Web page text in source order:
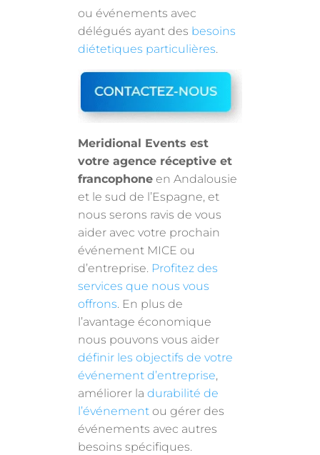
ou événements avec
délégués ayant des besoins
diétetiques particulières.
Meridional Events est
votre agence réceptive et
francophone en Andalousie
et le sud de l’Espagne, et
nous serons ravis de vous
aider avec votre prochain
événement MICE ou
d’entreprise. Profitez des
services que nous vous
offrons. En plus de
l’avantage économique
nous pouvons vous aider
définir les objectifs de votre
événement d’entreprise,
améliorer ladurabilité de
l’événement ou gérer des
événements avec autres
besoins spécifiques.